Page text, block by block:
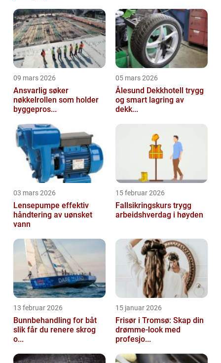
09 mars 2026
Ansvarlig søker
nøkkelrollen som holder
byggepros...
05 mars 2026
Ålesund Dekkhotell trygg
og smart lagring av
dekk...
03 mars 2026
Lensepumpe effektiv
håndtering av uønsket
vann
15 februar 2026
Fallsikringskurs trygg
arbeidshverdag i høyden
13 februar 2026
Bunnbehandling for båt
slik får du renere skrog
o...
15 januar 2026
Frisør i Tromsø: Skap din
drømme-look med
profesjo...